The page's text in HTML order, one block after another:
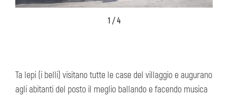
1 / 4
Ta lepi (i belli) visitano tutte le case del villaggio e augurano
agli abitanti del posto il meglio ballando e facendo musica